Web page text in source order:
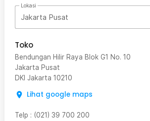
Lokasi
Jakarta Pusat
Toko
Bendungan Hilir Raya Blok G1 No. 10
Jakarta Pusat
DKI Jakarta 10210
Lihat google maps
Telp : (021) 39 700 200